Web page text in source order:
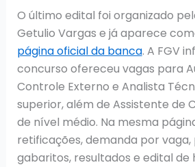
O último edital foi organizado
Getulio Vargas e já aparece
página oficial da banca. A FGV
concurso ofereceu vagas para
Controle Externo e Analista
superior, além de Assistente de
de nível médio. Na mesma
retificações, demanda por vaga,
gabaritos, resultados e edital de